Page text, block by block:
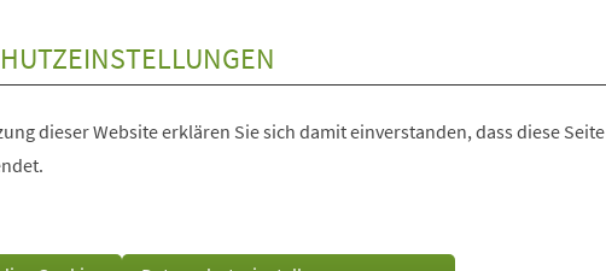
dieser Website erklären Sie sich damit einverstanden, dass diese Seite